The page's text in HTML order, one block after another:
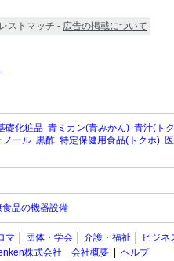
ストマッチ - 広告の掲載について
礎化粧品 青ミカン(青みかん) 青汁(ト
ノール 黒酢 特定保健用食品(トクホ)
食品の機器設備
マ 団体・学会 介護・福祉
ビジネ
株式会社 会社概要
ヘルプ